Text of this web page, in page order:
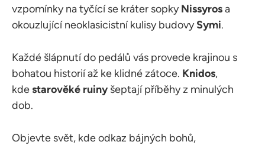
vzpomínky na tyčící se kráter sopkyNissyrosa
okouzlující neoklasicistní kulisy budovySymi.
Každé šlápnutí do pedálů vás provede krajinou s
bohatou historií až ke klidné zátoce. Knidos,
kdestarověké ruiny šeptají příběhy z minulých
dob.
Objevte svět, kde odkaz bájných bohů,